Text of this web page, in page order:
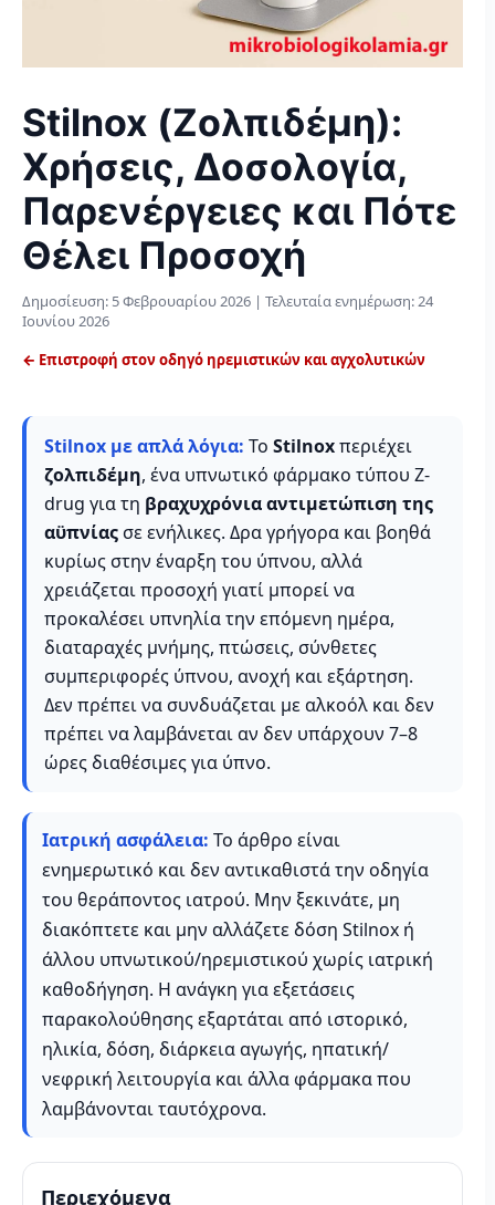
Stilnox (Ζολπιδέμη):
Χρήσεις, Δοσολογία,
Παρενέργειες και Πότε
Θέλει Προσοχή
Δημοσίευση: 5 Φεβρουαρίου 2026 | Τελευταία ενημέρωση:24
Ιουνίου 2026
← Επιστροφή στον οδηγό ηρεμιστικών και αγχολυτικών
Stilnox με απλά λόγια: Το Stilnoxπεριέχει
ζολπιδέμη, ένα υπνωτικό φάρμακο τύπου Z-
drug για τη βραχυχρόνια αντιμετώπιση της
αϋπνίαςσε ενήλικες. Δρα γρήγορα και βοηθά
κυρίως στην έναρξη του ύπνου, αλλά
χρειάζεται προσοχή γιατί μπορεί να
προκαλέσει υπνηλία την επόμενη ημέρα,
διαταραχές μνήμης, πτώσεις, σύνθετες
συμπεριφορές ύπνου, ανοχή και εξάρτηση.
Δεν πρέπει να συνδυάζεται με αλκοόλ και δεν
πρέπει να λαμβάνεται αν δεν υπάρχουν 7–8
ώρες διαθέσιμες για ύπνο.
Ιατρική ασφάλεια: Το άρθρο είναι
ενημερωτικό και δεν αντικαθιστά την οδηγία
του θεράποντος ιατρού. Μην ξεκινάτε, μη
διακόπτετε και μην αλλάζετε δόση Stilnox ή
άλλου υπνωτικού/ηρεμιστικού χωρίς ιατρική
καθοδήγηση. Η ανάγκη για εξετάσεις
παρακολούθησης εξαρτάται από ιστορικό,
ηλικία, δόση, διάρκεια αγωγής, ηπατική/
νεφρική λειτουργία και άλλα φάρμακα που
λαμβάνονται ταυτόχρονα.
Περιεχόμενα